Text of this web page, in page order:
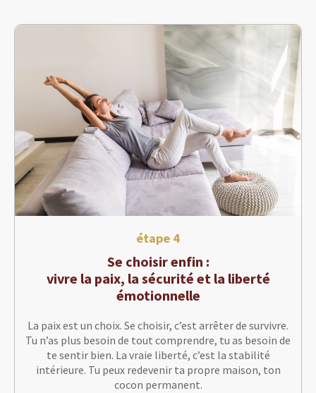
étape 4
Se choisir enfin :
vivre la paix, la sécurité et la liberté
émotionnelle
La paix est un choix. Se choisir, c’est arrêter de survivre.
Tu n’as plus besoin de tout comprendre, tu as besoin de
te sentir bien. La vraie liberté, c’est la stabilité
intérieure. Tu peux redevenir ta propre maison, ton
cocon permanent.